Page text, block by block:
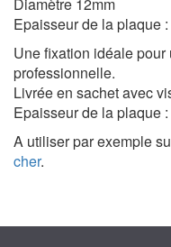
Diamètre 12mm
Epaisseur de la plaque
Une fixation idéale
professionnelle.
Livrée en sachet avec
Epaisseur de la plaque
A utiliser par exemple
cher.